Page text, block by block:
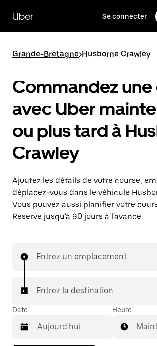
contenu
principal
Uber Se connecter
Grande-Bretagne>Husborne Crawley
Commandez
avec Uber
ou plus tard à
Crawley
Ajoutez les détails de votre course,
déplacez-vous dans le véhicule
Vous pouvez aussi planifier votre
Reserve jusqu'à 90 jours à l'avance.
Entrez un emplacement
Entrez la destination
Date Heure